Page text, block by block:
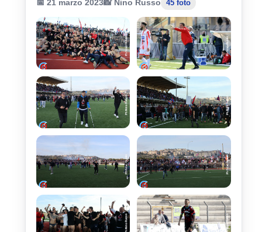
📅 21 marzo 2023📸 Nino Russo 45 foto